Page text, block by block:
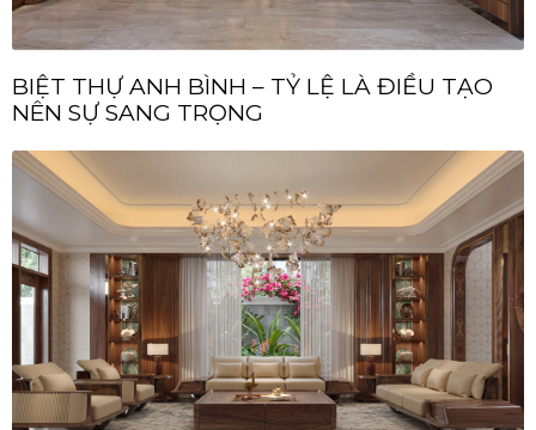
BIỆT THỰ ANH BÌNH – TỶ LỆ LÀ ĐIỀU TẠO
NÊN SỰ SANG TRỌNG